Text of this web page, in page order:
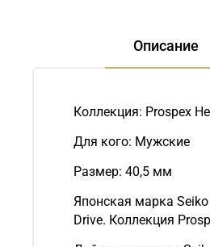
Описание
Коллекция: Prospex
Для кого: Мужские
Размер: 40,5 мм
Японская марка
Drive. Коллекция